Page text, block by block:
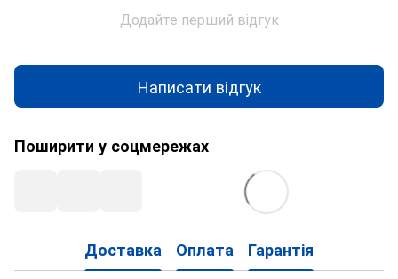
Додайте перший відгук
Написати відгук
Поширити у соцмережах
Доставка Оплата Гарантія